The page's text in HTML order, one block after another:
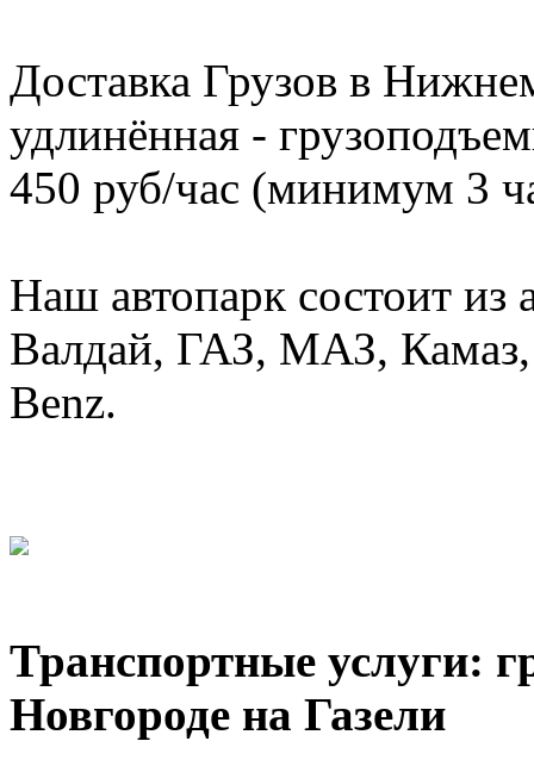
Доставка Грузов в
удлинённая -
450 руб/час (минимум 3
Наш автопарк состоит из
Валдай, ГАЗ, МАЗ, Камаз,
Benz.
Транспортные услуги:
Новгороде на Газели